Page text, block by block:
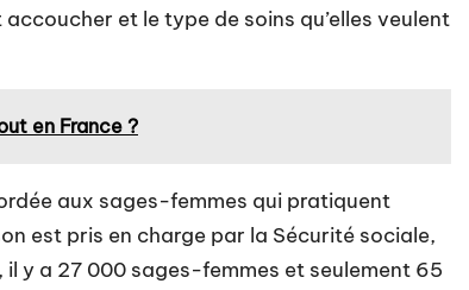
accoucher et le type de soins qu’elles veulent
en France ?
aux sages-femmes qui pratiquent
est pris en charge par la Sécurité sociale,
y a 27 000 sages-femmes et seulement 65